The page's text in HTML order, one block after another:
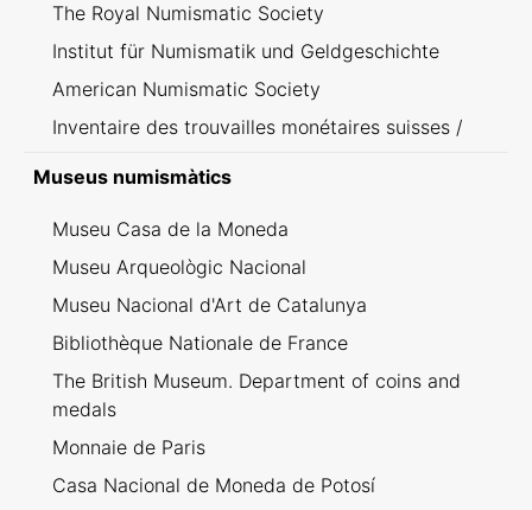
The Royal Numismatic Society
Institut für Numismatik und Geldgeschichte
American Numismatic Society
Inventaire des trouvailles monétaires suisses /
Museus numismàtics
Museu Casa de la Moneda
Museu Arqueològic Nacional
Museu Nacional d'Art de Catalunya
Bibliothèque Nationale de France
The British Museum. Department of coins and
medals
Monnaie de Paris
Casa Nacional de Moneda de Potosí